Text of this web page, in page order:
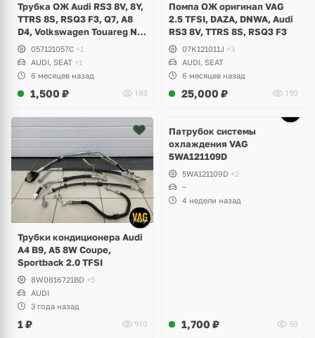
Трубка ОЖ Audi RS3 8V, 8Y,
TTRS 8S, RSQ3 F3, Q7, A8
D4, Volkswagen Touareg NF,
Seat Formentor Cupra 2.5
TFSI DAZA, DNWA, CZGB
057121057C +1
AUDI, SEAT +1
6 месяцев назад
1,500 ₽ 183
Помпа ОЖ оригинал VAG
2.5 TFSI, DAZA, DNWA, Audi
RS3 8V, TTRS 8S, RSQ3 F3
07K121011J +3
AUDI, SEAT
6 месяцев назад
25,000 ₽ 190
Трубки кондиционера Audi
A4 B9, A5 8W Coupe,
Sportback 2.0 TFSI
8W0816721BD +5
AUDI
3 года назад
1₽ 910
Патрубок системы
охлаждения VAG
5WA121109D
5WA121109D +2
~
4 недели назад
1,700 ₽ 50